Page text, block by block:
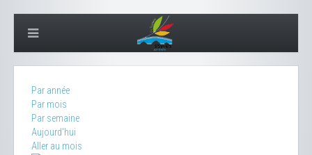
Par année
Par mois
Par semaine
Aujourd'hui
Aller au mois